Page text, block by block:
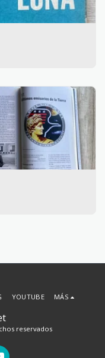
reservados
YOUTUBE MÁS